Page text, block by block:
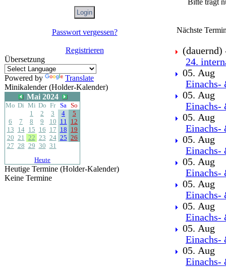
Passwort vergessen?
Registrieren
Übersetzung
Powered by
Translate
Minikalender (Holder-Kalender)
Mai 2024
Mo Di Mi Do Fr Sa So
1
2 3 4
5
6
7 8 9 10 11 12
13 14 15 16 17 18 19
20 21 22 23 24 25 26
27 28 29 30 31
Heute
Heutige Termine (Holder-Kalender)
Keine Termine
Nächste
(dauernd)
24.
05. Aug
Einachs-
05. Aug
Einachs-
05. Aug
Einachs-
05. Aug
Einachs-
05. Aug
Einachs-
05. Aug
Einachs-
05. Aug
Einachs-
05. Aug
Einachs-
05. Aug
Einachs-